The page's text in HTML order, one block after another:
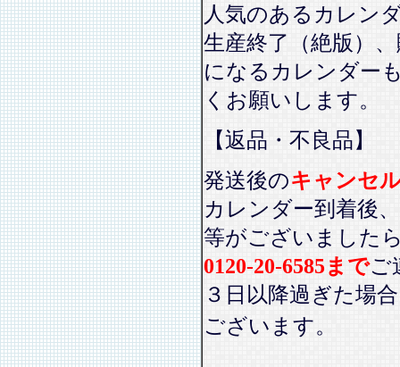
人気のあるカレン
生産終了（絶版）
になるカレンダー
くお願いします。
【返品・不良品】
発送後のキャンセ
カレンダー到着後、
等がございました
0120-20-6585までご
３日以降過ぎた場
ございます。